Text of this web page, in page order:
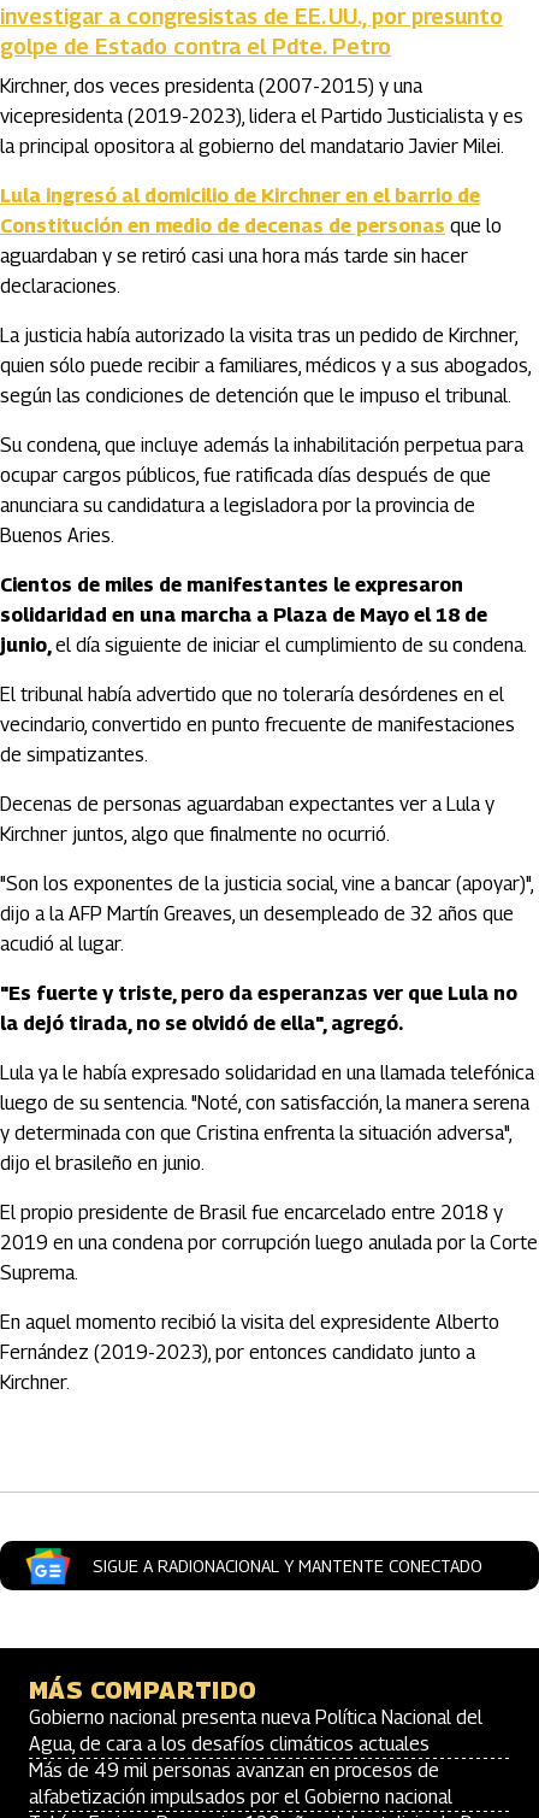
investigar a congresistas de EE. UU., por presunto
golpe de Estado contra el Pdte. Petro
Kirchner, dos veces presidenta (2007-2015) y una
vicepresidenta (2019-2023), lidera el Partido Justicialista y es
la principal opositora al gobierno del mandatario Javier Milei.
Lula ingresó al domicilio de Kirchner en el barrio de
Constitución en medio de decenas de personas que lo
aguardaban y se retiró casi una hora más tarde sin hacer
declaraciones.
La justicia había autorizado la visita tras un pedido de Kirchner,
quien sólo puede recibir a familiares, médicos y a sus abogados,
según las condiciones de detención que le impuso el tribunal.
Su condena, que incluye además la inhabilitación perpetua para
ocupar cargos públicos, fue ratificada días después de que
anunciara su candidatura a legisladora por la provincia de
Buenos Aries.
Cientos de miles de manifestantes le expresaron
solidaridad en una marcha a Plaza de Mayo el 18 de
junio,el día siguiente de iniciar el cumplimiento de su condena.
El tribunal había advertido que no toleraría desórdenes en el
vecindario, convertido en punto frecuente de manifestaciones
de simpatizantes.
Decenas de personas aguardaban expectantes ver a Lula y
Kirchner juntos, algo que finalmente no ocurrió.
"Son los exponentes de la justicia social, vine a bancar (apoyar)",
dijo a la AFP Martín Greaves, un desempleado de 32 años que
acudió al lugar.
"Es fuerte y triste, pero da esperanzas ver que Lula no
la dejó tirada, no se olvidó de ella", agregó.
Lula ya le había expresado solidaridad en una llamada telefónica
luego de su sentencia. "Noté, con satisfacción, la manera serena
y determinada con que Cristina enfrenta la situación adversa",
dijo el brasileño en junio.
El propio presidente de Brasil fue encarcelado entre 2018 y
2019 en una condena por corrupción luego anulada por la Corte
Suprema.
En aquel momento recibió la visita del expresidente Alberto
Fernández (2019-2023), por entonces candidato junto a
Kirchner.
SIGUE A RADIONACIONAL Y MANTENTE CONECTADO
MÁS COMPARTIDO
Gobierno nacional presenta nueva Política Nacional del
Agua, de cara a los desafíos climáticos actuales
Más de 49 mil personas avanzan en procesos de
alfabetización impulsados por el Gobierno nacional